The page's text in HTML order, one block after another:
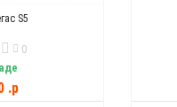
S5
0
.p